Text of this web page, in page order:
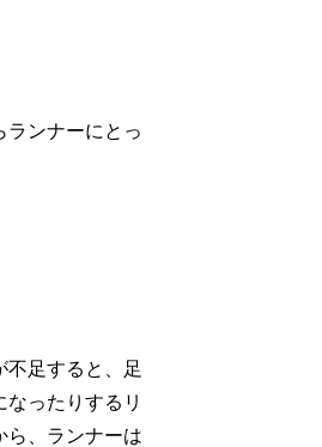
ランナーにとっ
不足すると、足
ったりするリ
ら、ランナーは